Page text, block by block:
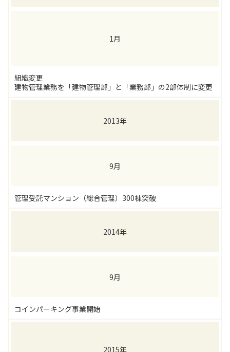
1月
組織変更
建物管理業務を「建物管理部」と「業務部」の2部体制に変更
2013年
9月
管理受託マンション（総合管理）300棟突破
2014年
9月
コインパーキング事業開始
2015年